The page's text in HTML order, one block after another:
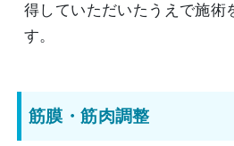
得していただいたうえで施術
す。
筋膜・筋肉調整